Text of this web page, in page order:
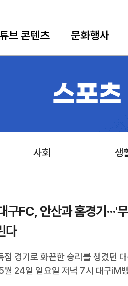
브 콘텐츠 문화행사
스포츠
사회 생
구FC, 안산과 홈경기···'
다
경기로 화끈한 승리를 챙겼던
월 24일 일요일 저녁 7시 대구iM